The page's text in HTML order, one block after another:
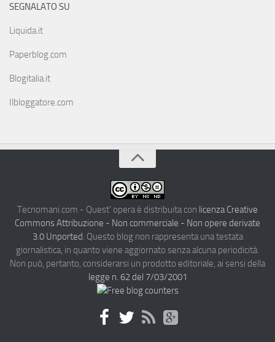
SEGNALATO SU
Liquida.it
Paperblog.com
Blogitalia.it
Ilbloggatore.com
Tecnomani.com - Quest' opera è distribuita con licenza Creative
Commons Attribuzione - Non commerciale - Non opere derivate
3.0 Unported. Questo blog non rappresenta una testata
giornalistica, in quanto viene aggiornato senza alcuna periodicità.
Non può, pertanto, considerarsi un prodotto editoriale, ai sensi della
legge n. 62 del 7/03/2001